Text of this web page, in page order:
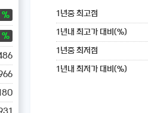
1년중 최고점
1년내 최고가 대비(%)
1년중 최저점
1년내 최저가 대비(%)